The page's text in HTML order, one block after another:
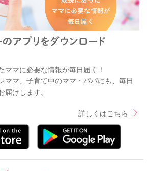
ママに必要な情報が毎日届く！
ママ、子育て中のママ・パパにも、毎日
届けします。
詳しくはこちら